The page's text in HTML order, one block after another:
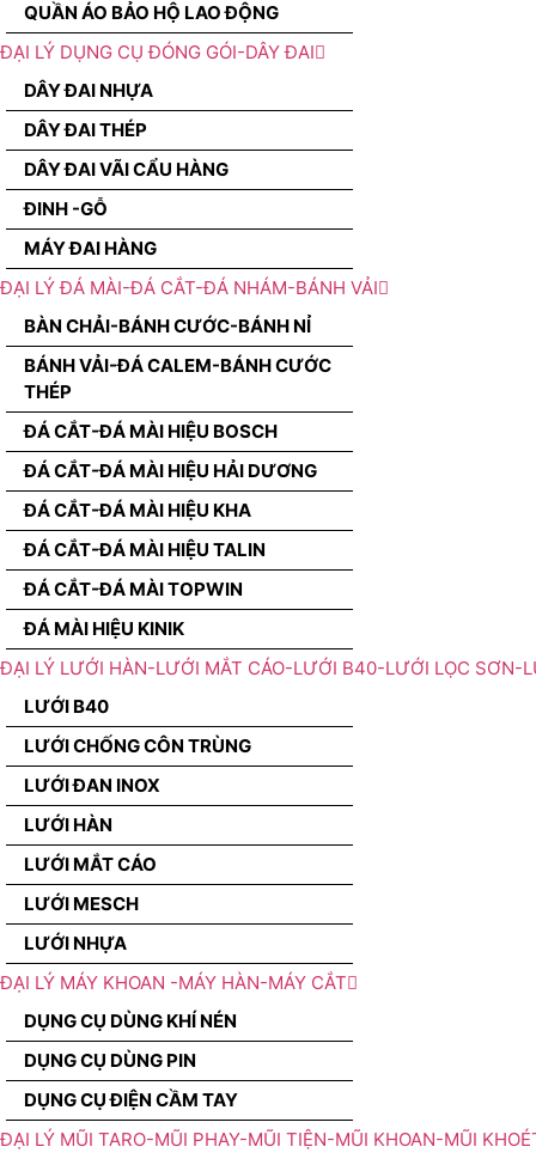
QUẦN ÁO BẢO HỘ LAO ĐỘNG
ĐẠI LÝ DỤNG CỤ ĐÓNG GÓI-DÂY ĐAI
DÂY ĐAI NHỰA
DÂY ĐAI THÉP
DÂY ĐAI VÃI CẨU HÀNG
ĐINH -GỖ
MÁY ĐAI HÀNG
ĐẠI LÝ ĐÁ MÀI-ĐÁ CẮT-ĐÁ NHÁM-BÁNH VẢI
BÀN CHẢI-BÁNH CƯỚC-BÁNH NỈ
BÁNH VẢI-ĐÁ CALEM-BÁNH CƯỚC
THÉP
ĐÁ CẮT-ĐÁ MÀI HIỆU BOSCH
ĐÁ CẮT-ĐÁ MÀI HIỆU HẢI DƯƠNG
ĐÁ CẮT-ĐÁ MÀI HIỆU KHA
ĐÁ CẮT-ĐÁ MÀI HIỆU TALIN
ĐÁ CẮT-ĐÁ MÀI TOPWIN
ĐÁ MÀI HIỆU KINIK
ĐẠI LÝ LƯỚI HÀN-LƯỚI MẮT CÁO-LƯỚI B40-LƯỚI LỌC SƠN-
LƯỚI B40
LƯỚI CHỐNG CÔN TRÙNG
LƯỚI ĐAN INOX
LƯỚI HÀN
LƯỚI MẮT CÁO
LƯỚI MESCH
LƯỚI NHỰA
ĐẠI LÝ MÁY KHOAN -MÁY HÀN-MÁY CẮT
DỤNG CỤ DÙNG KHÍ NÉN
DỤNG CỤ DÙNG PIN
DỤNG CỤ ĐIỆN CẦM TAY
ĐẠI LÝ MŨI TARO-MŨI PHAY-MŨI TIỆN-MŨI KHOAN-MŨI